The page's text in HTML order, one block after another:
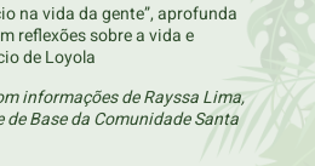
na vida da gente”, aprofunda
reflexões sobre a vida e
de Loyola
informações de Rayssa Lima,
Base da Comunidade Santa